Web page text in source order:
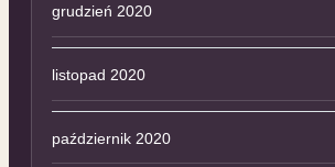
grudzień 2020
listopad 2020
październik 2020